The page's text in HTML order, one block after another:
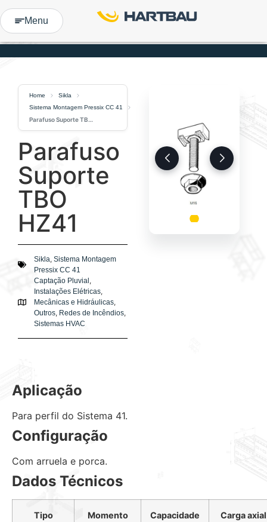
Menu
Home
Sikla
Sistema Montagem Pressix CC 41
Parafuso Suporte TBO HZ41
Parafuso
Suporte
TBO
HZ41
Sikla, Sistema Montagem
Pressix CC 41
Captação Pluvial ,
Instalações Elétricas,
Mecânicas e Hidráulicas,
Outros, Redes de Incêndios,
Sistemas HVAC
Aplicação
Para perfil do Sistema 41.
Configuração
Com arruela e porca.
Dados Técnicos
Tipo
Momento
Capacidade
Carga axial